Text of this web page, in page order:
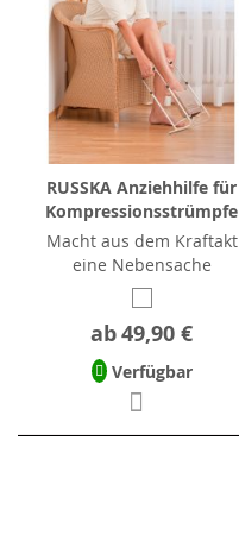
RUSSKA Anziehhilfe für
Kompressionsstrümpfe
Macht aus dem Kraftakt
eine Nebensache
ab49,90 €
Verfügbar